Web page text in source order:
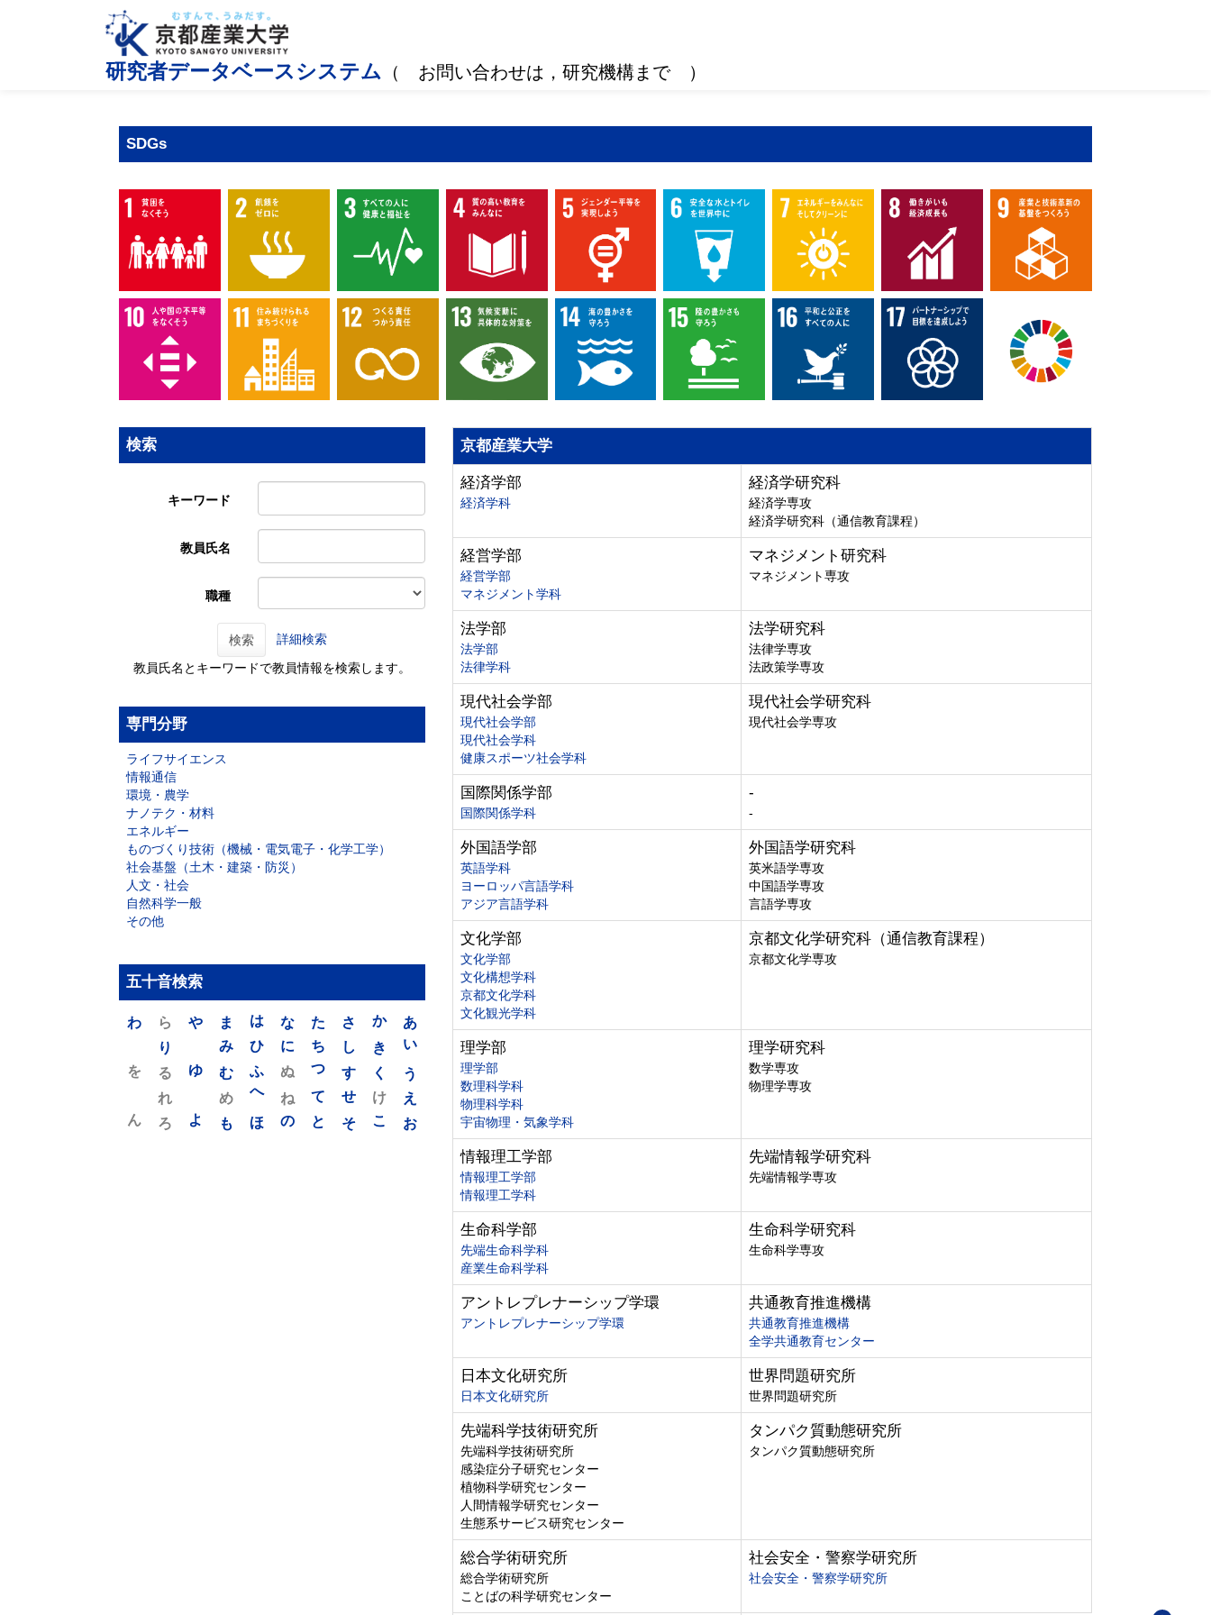
研究者データベースシステム （ お問い合わせは，研究機構まで ）
SDGs
検索
キーワード
教員氏名
職種
検索 詳細検索
教員氏名とキーワードで教員情報を検索します。
専門分野
ライフサイエンス
情報通信
環境・農学
ナノテク・材料
エネルギー
ものづくり技術（機械・電気電子・化学工学）
社会基盤（土木・建築・防災）
人文・社会
自然科学一般
その他
五十音検索
あ
い
う
え
お
か
き
く
け
こ
さ
し
す
せ
そ
た
ち
つ
て
と
な
に
ぬ
ね
の
は
ひ
ふ
へ
ほ
ま
み
む
め
も
や
ゆ
よ
ら
り
る
れ
ろ
わ
を
ん
京都産業大学
経済学部
経済学科
経済学研究科
経済学専攻
経済学研究科（通信教育課程）
経営学部
経営学部
マネジメント学科
マネジメント研究科
マネジメント専攻
法学部
法学部
法律学科
法学研究科
法律学専攻
法政策学専攻
現代社会学部
現代社会学部
現代社会学科
健康スポーツ社会学科
現代社会学研究科
現代社会学専攻
国際関係学部
国際関係学科
-
-
外国語学部
英語学科
ヨーロッパ言語学科
アジア言語学科
外国語学研究科
英米語学専攻
中国語学専攻
言語学専攻
文化学部
文化学部
文化構想学科
京都文化学科
文化観光学科
京都文化学研究科（通信教育課程）
京都文化学専攻
理学部
理学部
数理科学科
物理科学科
宇宙物理・気象学科
理学研究科
数学専攻
物理学専攻
情報理工学部
情報理工学部
情報理工学科
先端情報学研究科
先端情報学専攻
生命科学部
先端生命科学科
産業生命科学科
生命科学研究科
生命科学専攻
アントレプレナーシップ学環
アントレプレナーシップ学環
共通教育推進機構
共通教育推進機構
全学共通教育センター
日本文化研究所
日本文化研究所
世界問題研究所
世界問題研究所
先端科学技術研究所
先端科学技術研究所
感染症分子研究センター
植物科学研究センター
人間情報学研究センター
生態系サービス研究センター
タンパク質動態研究所
タンパク質動態研究所
総合学術研究所
総合学術研究所
ことばの科学研究センター
社会安全・警察学研究所
社会安全・警察学研究所